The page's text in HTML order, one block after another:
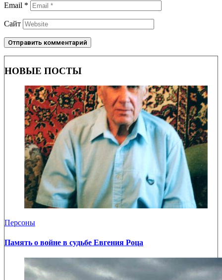
Email *
Сайт
НОВЫЕ ПОСТЫ
Персоны
Память о войне в судьбе Евгения Роца